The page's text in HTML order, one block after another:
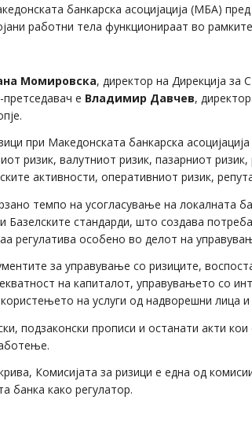
банкарска асоцијација (МБА)
работни тела функционираат во
Момировска, директор на Дирекција за
е Владимир Давчев,
при Македонската банкарска
ризик, валутниот ризик, пазарниот
активности, оперативниот ризик,
темпо на усогласување на локалната
Базелските стандарди, што создава
регулатива особено во делот на
за управување со ризиците,
на капиталот, управувањето со
на услуги од надворешни лица и
подзаконски прописи и останати акти кои
Комисијата за ризици е една од
банка како регулатор.